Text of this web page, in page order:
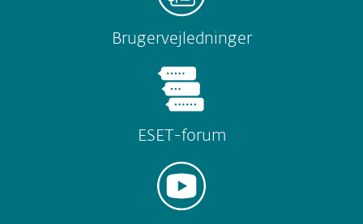
Brugervejledninger
ESET-forum